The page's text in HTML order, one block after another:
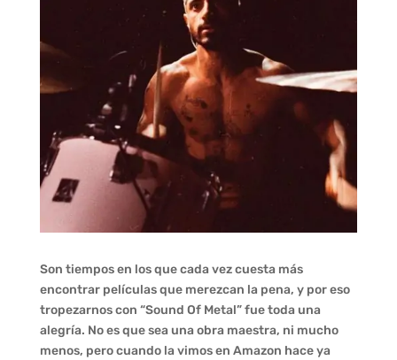
Son tiempos en los que cada vez cuesta más
encontrar películas que merezcan la pena, y por eso
tropezarnos con “Sound Of Metal” fue toda una
alegría. No es que sea una obra maestra, ni mucho
menos, pero cuando la vimos en Amazon hace ya